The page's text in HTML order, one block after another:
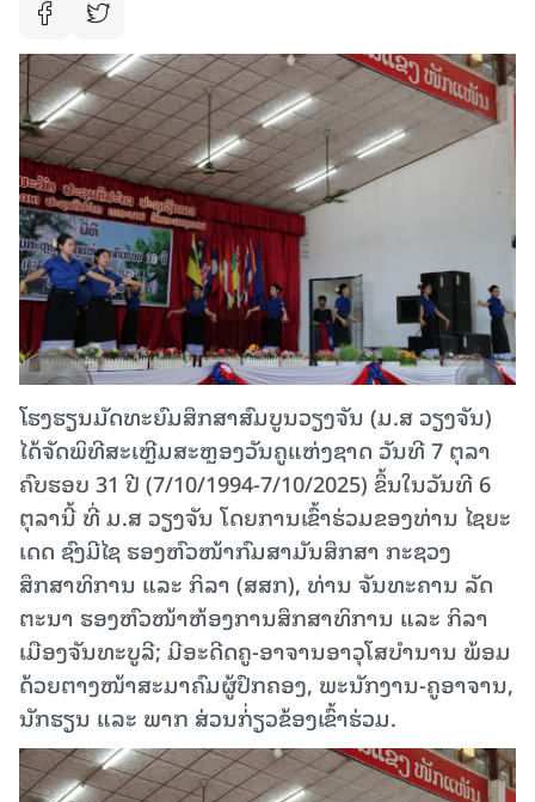
ໂຮງຮຽນມັດທະຍົມສຶກສາສົມບູນວຽງຈັນ (ມ.ສ ວຽງຈັນ)
ໄດ້ຈັດພິທີສະເຫຼີມສະຫຼອງວັນຄູແຫ່ງຊາດ ວັນທີ 7 ຕຸລາ
ຄົບຮອບ 31 ປີ (7/10/1994-7/10/2025) ຂຶ້ນໃນວັນທີ 6
ຕຸລານີ້ ທີ່ ມ.ສ ວຽງຈັນ ໂດຍການເຂົ້າຮ່ວມຂອງທ່ານ ໄຊຍະ
ເດດ ຊົງມີໄຊ ຮອງຫົວໜ້າກົມສາມັນສຶກສາ ກະຊວງ
ສຶກສາທິການ ແລະ ກິລາ (ສສກ), ທ່ານ ຈັນທະຄານ ລັດ
ຕະນາ ຮອງຫົວໜ້າຫ້ອງການສຶກສາທິການ ແລະ ກິລາ
ເມືອງຈັນທະບູລີ; ມີອະດີດຄູ-ອາຈານອາວຸໂສບໍານານ ພ້ອມ
ດ້ວຍຕາງໜ້າສະມາຄົມຜູ້ປົກຄອງ, ພະນັກງານ-ຄູອາຈານ,
ນັກຮຽນ ແລະ ພາກ ສ່ວນກ່່ຽວຂ້ອງເຂົ້າຮ່ວມ.